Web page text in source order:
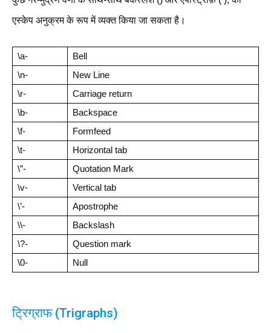
एस्केप अनुक्रम के रूप में व्यक्त किया जा सकता है।
\a-
Bell
\n-
New Line
\r-
Carriage return
\b-
Backspace
\f-
Formfeed
\t-
Horizontal tab
\”-
Quotation Mark
\v-
Vertical tab
\’-
Apostrophe
\\-
Backslash
\?-
Question mark
\0-
Null
ट्रिग्राफ (Trigraphs)